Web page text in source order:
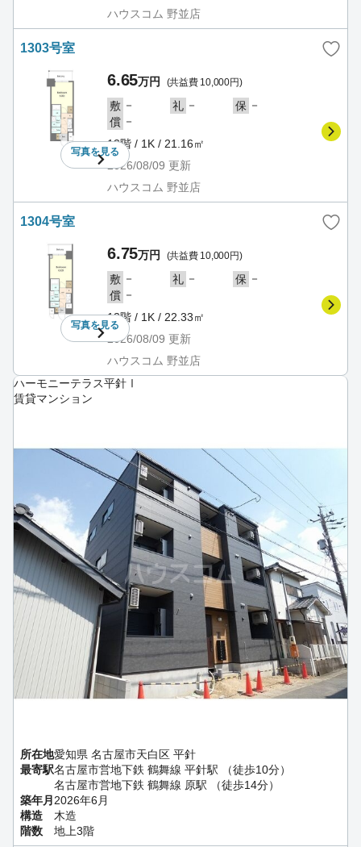
ハウスコム 野並店
1303号室
写真を見る
6.65万円 (共益費 10,000円)
敷 － 礼 － 保 －
償 －
13階 / 1K / 21.16㎡
2026/08/09 更新
ハウスコム 野並店
1304号室
写真を見る
6.75万円 (共益費 10,000円)
敷 － 礼 － 保 －
償 －
13階 / 1K / 22.33㎡
2026/08/09 更新
ハウスコム 野並店
ハーモニーテラス平針Ⅰ
賃貸マンション
所在地愛知県 名古屋市天白区 平針
最寄駅名古屋市営地下鉄 鶴舞線 平針駅 （徒歩10分）
名古屋市営地下鉄 鶴舞線 原駅 （徒歩14分）
築年月2026年6月
構造
木造
階数
地上3階